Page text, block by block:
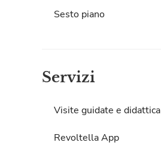
Sesto piano
Servizi
Visite guidate e didattica
Revoltella App